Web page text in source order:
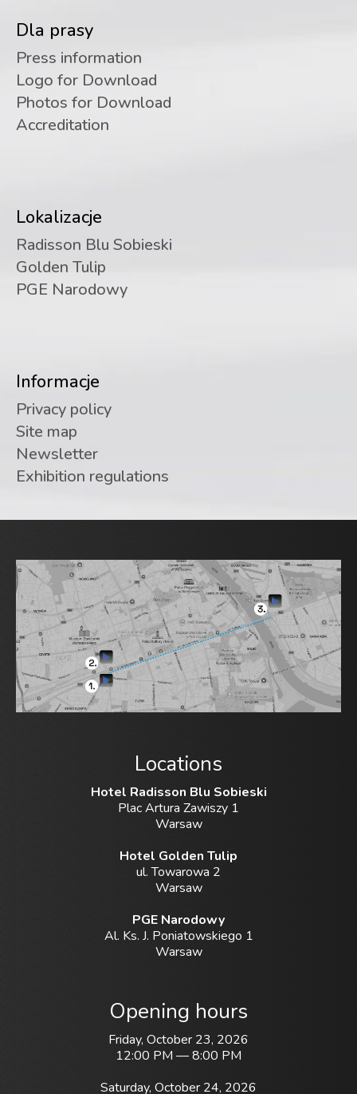
Dla prasy
Press information
Logo for Download
Photos for Download
Accreditation
Lokalizacje
Radisson Blu Sobieski
Golden Tulip
PGE Narodowy
Informacje
Privacy policy
Site map
Newsletter
Exhibition regulations
Locations
Hotel Radisson Blu Sobieski
Plac Artura Zawiszy 1
Warsaw
Hotel Golden Tulip
ul. Towarowa 2
Warsaw
PGE Narodowy
Al. Ks. J. Poniatowskiego 1
Warsaw
Opening hours
Friday, October 23, 2026
12:00 PM — 8:00 PM
Saturday, October 24, 2026